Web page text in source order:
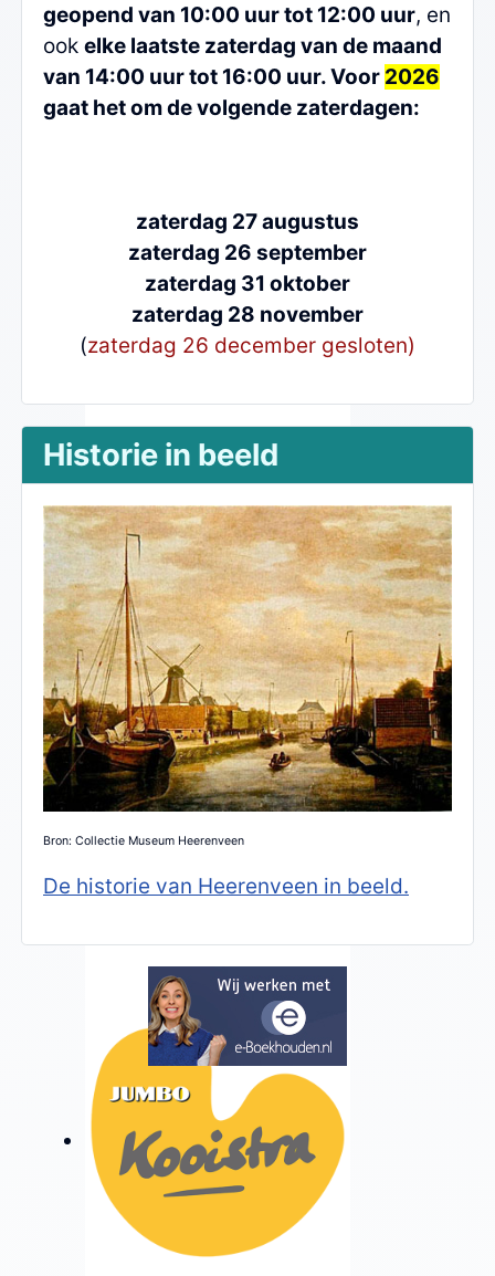
geopend van 10:00 uur tot 12:00 uur, en
ook elke laatste zaterdag van de maand
van 14:00 uur tot 16:00 uur. Voor 2026
gaat het om de volgende zaterdagen:
zaterdag 27 augustus
zaterdag 26 september
zaterdag 31 oktober
zaterdag 28 november
(zaterdag 26 december gesloten)
Historie in beeld
Bron: Collectie Museum Heerenveen
De historie van Heerenveen in beeld.